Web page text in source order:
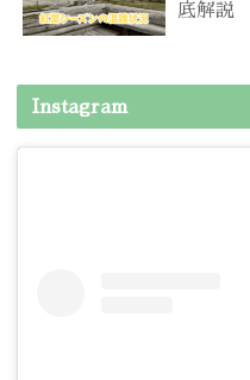
底解説
Instagram